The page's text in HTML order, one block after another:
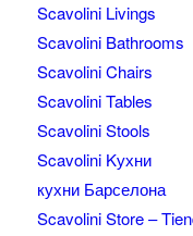
Scavolini Livings
Scavolini Bathrooms
Scavolini Chairs
Scavolini Tables
Scavolini Stools
Scavolini Kухни
кухни Барселона
Scavolini Store –